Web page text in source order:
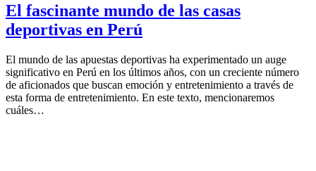
El fascinante mundo de las casas
deportivas en Perú
El mundo de las apuestas deportivas ha experimentado un auge
significativo en Perú en los últimos años, con un creciente número
de aficionados que buscan emoción y entretenimiento a través de
esta forma de entretenimiento. En este texto, mencionaremos
cuáles…